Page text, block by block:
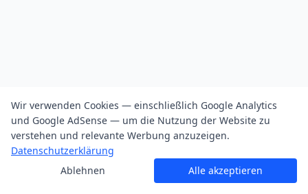
Wir verwenden Cookies — einschließlich Google Analytics
und Google AdSense — um die Nutzung der Website zu
verstehen und relevante Werbung anzuzeigen.
Datenschutzerklärung
Ablehnen
Alle akzeptieren